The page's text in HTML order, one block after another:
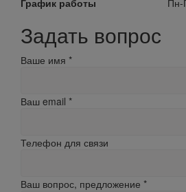
График работы
Пн-
Задать вопрос
Ваше имя *
Ваш email *
Телефон для связи
Ваш вопрос, предложение *